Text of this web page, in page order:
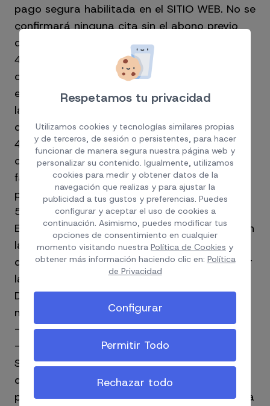
pago segura habilitada en el SITIO WEB. No se
confirmará ninguna cita sin el abono previo
del importe correspondiente.
4.3.- El CLIENTE deberá realizar el pago
conforme a los procedimientos establecidos
en el SITIO WEB, siguiendo en todo momento
las instrucciones de pago que se muestren
durante el proceso de contratación.
4.4.- El impago o la devolución del importe
correspondiente a los servicios contratados
facultará al DESPACHO a cancelar la
prestación del servicio sin previo aviso.
5. Medios técnicos para corregir errores.
En caso de que el CLIENTE detecte un error en
la introducción de sus datos personales
durante el proceso de compra, podrá solicitar
la corrección de los mismos contactando al
DESPACHO mediante alguno de los siguientes
medios:
- Teléfono: 928 228 836 ext 1
- Correo electrónico: info@vegaasesores.com
Si el CLIENTE detecta un error en su pedido
después de haber completado el proceso de
pago, deberá ponerse en contacto de manera
Respetamos tu privacidad
Utilizamos cookies y tecnologías similares propias
y de terceros, de sesión o persistentes, para hacer
funcionar de manera segura nuestra página web y
personalizar su contenido. Igualmente, utilizamos
cookies para medir y obtener datos de la
navegación que realizas y para ajustar la
publicidad a tus gustos y preferencias. Puedes
configurar y aceptar el uso de cookies a
continuación. Asimismo, puedes modificar tus
opciones de consentimiento en cualquier
momento visitando nuestra Política de Cookies y
obtener más información haciendo clic en: Política
de Privacidad
Configurar
Permitir Todo
Rechazar todo